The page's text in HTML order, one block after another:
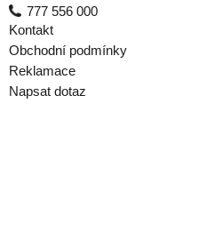
777 556 000
Kontakt
Obchodní podmínky
Reklamace
Napsat dotaz